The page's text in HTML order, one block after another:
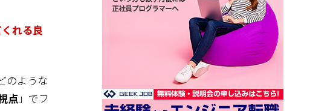
れる良
のような
点 」でフ